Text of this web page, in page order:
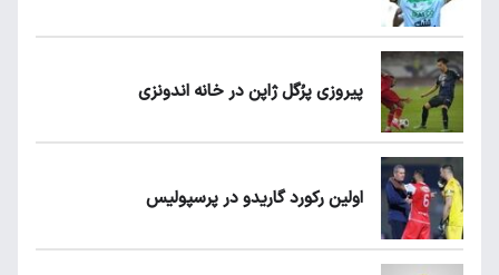
پیروزی پرُگل ژاپن در خانه اندونزی
اولین رکورد گاریدو در پرسپولیس